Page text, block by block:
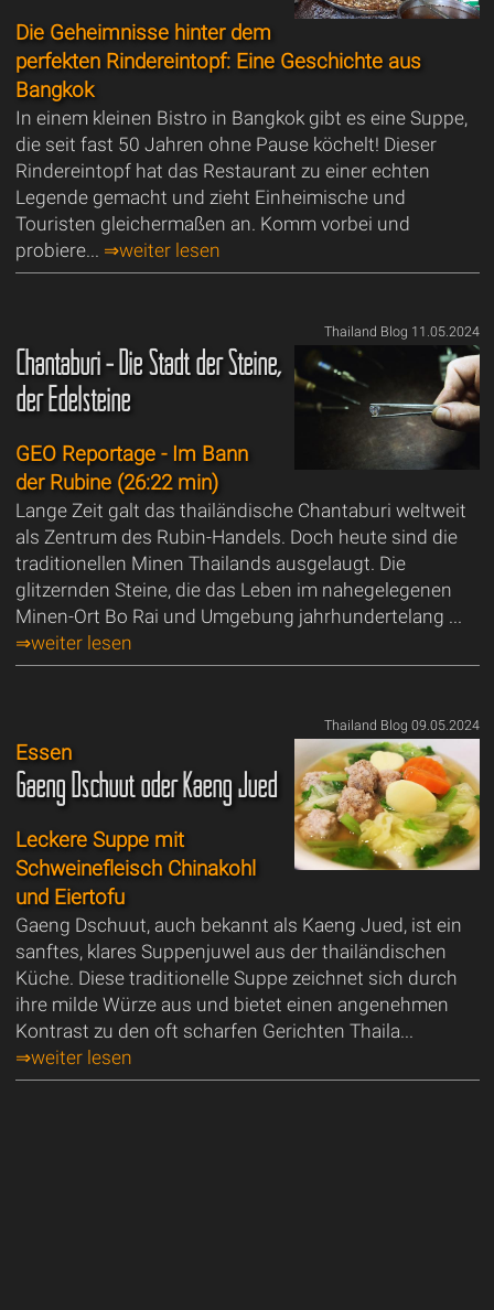
Die Geheimnisse hinter dem
perfekten Rindereintopf: Eine Geschichte aus
Bangkok
In einem kleinen Bistro in Bangkok gibt es eine Suppe,
die seit fast 50 Jahren ohne Pause köchelt! Dieser
Rindereintopf hat das Restaurant zu einer echten
Legende gemacht und zieht Einheimische und
Touristen gleichermaßen an. Komm vorbei und
probiere... ⇒weiter lesen
Thailand Blog 11.05.2024
Chantaburi - Die Stadt der Steine,
der Edelsteine
GEO Reportage - Im Bann
der Rubine (26:22 min)
Lange Zeit galt das thailändische Chantaburi weltweit
als Zentrum des Rubin-Handels. Doch heute sind die
traditionellen Minen Thailands ausgelaugt. Die
glitzernden Steine, die das Leben im nahegelegenen
Minen-Ort Bo Rai und Umgebung jahrhundertelang ...
⇒weiter lesen
Thailand Blog 09.05.2024
Essen
Gaeng Dschuut oder Kaeng Jued
Leckere Suppe mit
Schweinefleisch Chinakohl
und Eiertofu
Gaeng Dschuut, auch bekannt als Kaeng Jued, ist ein
sanftes, klares Suppenjuwel aus der thailändischen
Küche. Diese traditionelle Suppe zeichnet sich durch
ihre milde Würze aus und bietet einen angenehmen
Kontrast zu den oft scharfen Gerichten Thaila...
⇒weiter lesen